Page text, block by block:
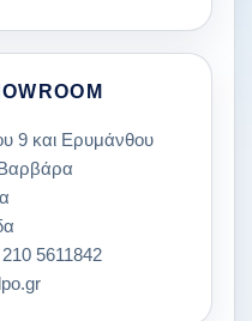
9 και Ερυμάνθου
210 5611842